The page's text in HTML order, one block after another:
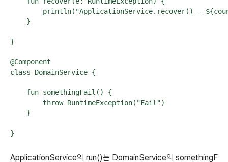
println("ApplicationService.recover() -
    }
}
@Component
class DomainService {
    fun somethingFail() {
        throw RuntimeException("Fail")
    }
}
ApplicationService의 run()는 DomainService의 somethingF